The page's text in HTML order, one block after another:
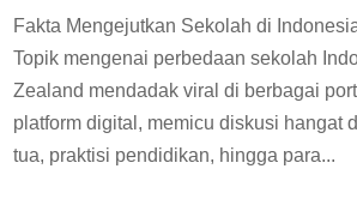
Fakta Mengejutkan Sekolah di
Topik mengenai perbedaan sekolah
Zealand mendadak viral di berbagai
platform digital, memicu diskusi hangat
tua, praktisi pendidikan, hingga para...